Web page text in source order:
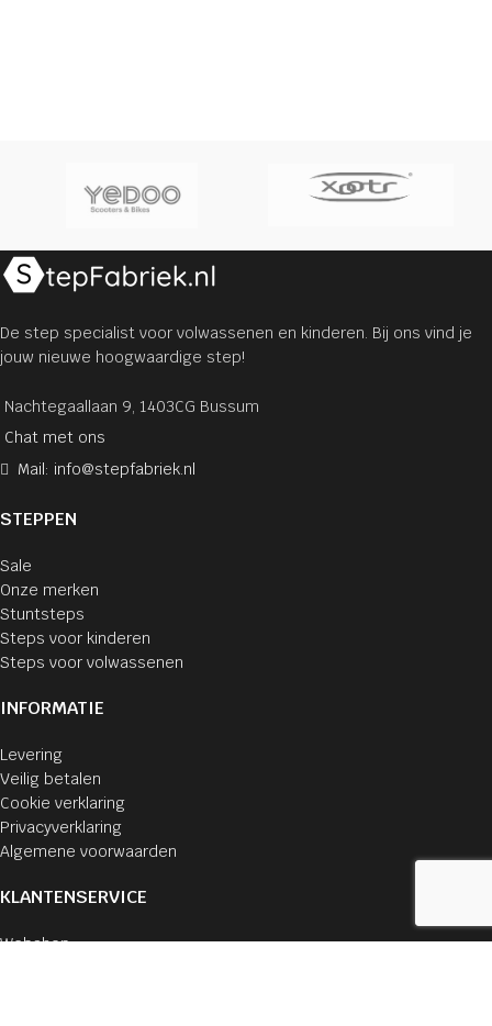
De step specialist voor volwassenen en kinderen. Bij ons vind je
jouw nieuwe hoogwaardige step!
Nachtegaallaan 9, 1403CG Bussum
Chat met ons
Mail: info@stepfabriek.nl
STEPPEN
Sale
Onze merken
Stuntsteps
Steps voor kinderen
Steps voor volwassenen
INFORMATIE
Levering
Veilig betalen
Cookie verklaring
Privacyverklaring
Algemene voorwaarden
KLANTENSERVICE
Webshop